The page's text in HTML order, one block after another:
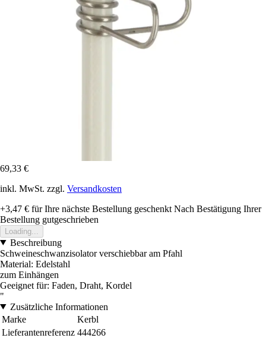
69,33 €
inkl. MwSt. zzgl. Versandkosten
+3,47 € für Ihre nächste Bestellung geschenkt Nach Bestätigung Ihrer
Bestellung gutgeschrieben
Loading...
Beschreibung
Schweineschwanzisolator verschiebbar am Pfahl
Material: Edelstahl
zum Einhängen
Geeignet für: Faden, Draht, Kordel
"
Zusätzliche Informationen
Marke
Kerbl
Lieferantenreferenz 444266